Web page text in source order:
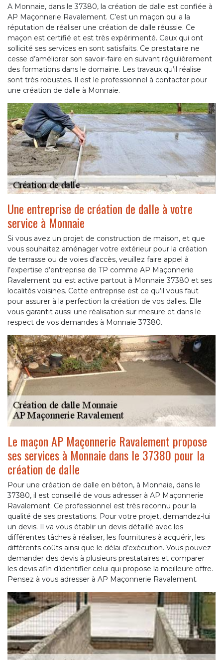
A Monnaie, dans le 37380, la création de dalle est confiée à
AP Maçonnerie Ravalement. C’est un maçon qui a la
réputation de réaliser une création de dalle réussie. Ce
maçon est certifié et est très expérimenté. Ceux qui ont
sollicité ses services en sont satisfaits. Ce prestataire ne
cesse d’améliorer son savoir-faire en suivant régulièrement
des formations dans le domaine. Les travaux qu’il réalise
sont très robustes. Il est le professionnel à contacter pour
une création de dalle à Monnaie.
Une entreprise de création de dalle à votre
service à Monnaie
Si vous avez un projet de construction de maison, et que
vous souhaitez aménager votre extérieur pour la création
de terrasse ou de voies d’accès, veuillez faire appel à
l’expertise d’entreprise de TP comme AP Maçonnerie
Ravalement qui est active partout à Monnaie 37380 et ses
localités voisines. Cette entreprise est ce qu’il vous faut
pour assurer à la perfection la création de vos dalles. Elle
vous garantit aussi une réalisation sur mesure et dans le
respect de vos demandes à Monnaie 37380.
Le maçon AP Maçonnerie Ravalement propose
ses services à Monnaie dans le 37380 pour la
création de dalle
Pour une création de dalle en béton, à Monnaie, dans le
37380, il est conseillé de vous adresser à AP Maçonnerie
Ravalement. Ce professionnel est très reconnu pour la
qualité de ses prestations. Pour votre projet, demandez-lui
un devis. Il va vous établir un devis détaillé avec les
différentes tâches à réaliser, les fournitures à acquérir, les
différents coûts ainsi que le délai d’exécution. Vous pouvez
demander des devis à plusieurs prestataires et comparer
les devis afin d’identifier celui qui propose la meilleure offre.
Pensez à vous adresser à AP Maçonnerie Ravalement.